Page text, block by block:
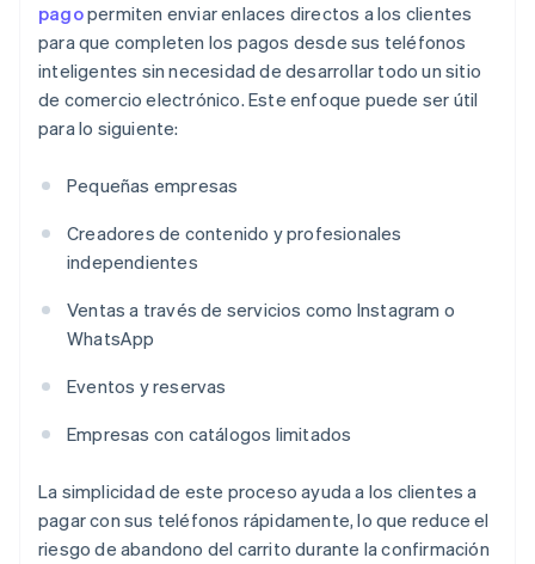
pagopermiten enviar enlaces directos a los clientes
para que completen los pagos desde sus teléfonos
inteligentes sin necesidad de desarrollar todo un sitio
de comercio electrónico. Este enfoque puede ser útil
para lo siguiente:
Pequeñas empresas
Creadores de contenido y profesionales
independientes
Ventas a través de servicios como Instagram o
WhatsApp
Eventos y reservas
Empresas con catálogos limitados
La simplicidad de este proceso ayuda a los clientes a
pagar con sus teléfonos rápidamente, lo que reduce el
riesgo de abandono del carrito durante la confirmación